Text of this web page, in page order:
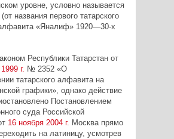
уровне, условно называется
названия первого татарского
«Яналиф» 1920—30-х
Республики Татарстан от
1999 г. № 2352 «О
татарского алфавита на
графики», однако действие
Постановлением
суда Российской
16 ноября 2004 г. Москва прямо
на латиницу, усмотрев